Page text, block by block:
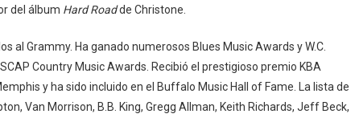
del álbum Hard Roadde Christone.
al Grammy. Ha ganado numerosos Blues Music Awards y W.C.
Country Music Awards. Recibió el prestigioso premio KBA
y ha sido incluido en el Buffalo Music Hall of Fame. La lista de
Van Morrison, B.B. King, Gregg Allman, Keith Richards, Jeff Beck,